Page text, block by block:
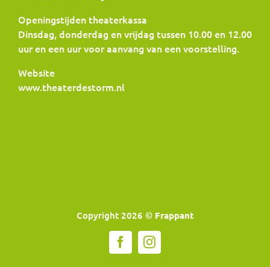
Openingstijden theaterkassa
Dinsdag, donderdag en vrijdag tussen 10.00 en 12.00
uur en een uur voor aanvang van een voorstelling.
Website
www.theaterdestorm.nl
Copyright 2026 © Frappant
FacebookInstagram